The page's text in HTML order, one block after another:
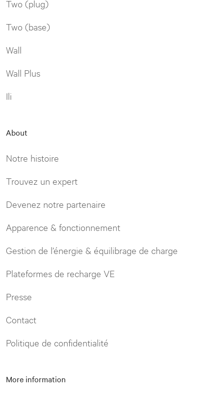
Two (plug)
Two (base)
Wall
Wall Plus
Ili
About
Notre histoire
Trouvez un expert
Devenez notre partenaire
Apparence & fonctionnement
Gestion de l’énergie & équilibrage de charge
Plateformes de recharge VE
Presse
Contact
Politique de confidentialité
More information